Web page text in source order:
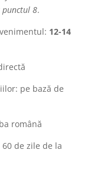
8.
12-14
pe bază de
română
de zile de la